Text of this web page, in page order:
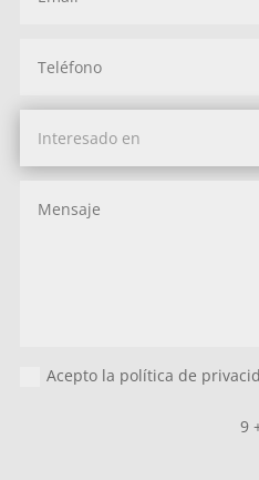
Acepto la política de
9